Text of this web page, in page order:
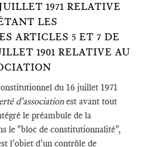
1971 RELATIVE
LES
ARTICLES 5 ET 7 DE
1901 RELATIVE AU
du 16 juillet 1971
d'associationest avant tout
le préambule de la
le "bloc de constitutionnalité",
l'objet d'un contrôle de